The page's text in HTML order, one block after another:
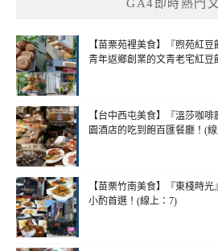
GA4即時熱門
【苗栗苑裡美食】『煦苑紅
青年返鄉創業的文青老宅紅豆
【台中西屯美食】『溫莎咖
園酒店的吃到飽百匯餐廳！(
【苗栗竹南美食】『東棧時
小酌首選！(線上：7)